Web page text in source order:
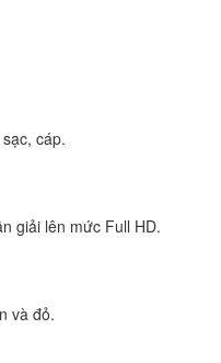
cáp.
giải lên mức Full HD.
và đỏ.